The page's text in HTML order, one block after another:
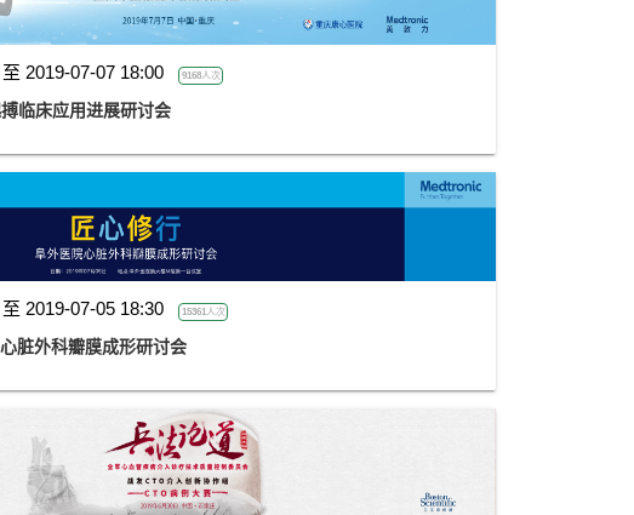
2019-07-07 18:00 9168人次
临床应用进展研讨会
2019-07-05 18:30 15361人次
脏外科瓣膜成形研讨会